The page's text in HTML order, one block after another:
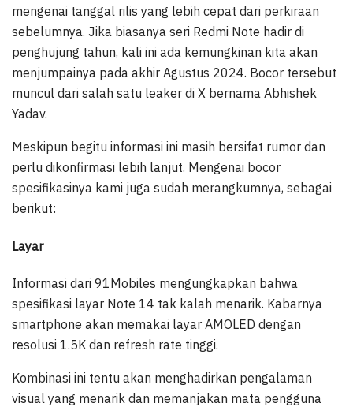
mengenai tanggal rilis yang lebih cepat dari perkiraan
sebelumnya. Jika biasanya seri Redmi Note hadir di
penghujung tahun, kali ini ada kemungkinan kita akan
menjumpainya pada akhir Agustus 2024. Bocor tersebut
muncul dari salah satu leaker di X bernama Abhishek
Yadav.
Meskipun begitu informasi ini masih bersifat rumor dan
perlu dikonfirmasi lebih lanjut. Mengenai bocor
spesifikasinya kami juga sudah merangkumnya, sebagai
berikut:
Layar
Informasi dari 91Mobiles mengungkapkan bahwa
spesifikasi layar Note 14 tak kalah menarik. Kabarnya
smartphone akan memakai layar AMOLED dengan
resolusi 1.5K dan refresh rate tinggi.
Kombinasi ini tentu akan menghadirkan pengalaman
visual yang menarik dan memanjakan mata pengguna